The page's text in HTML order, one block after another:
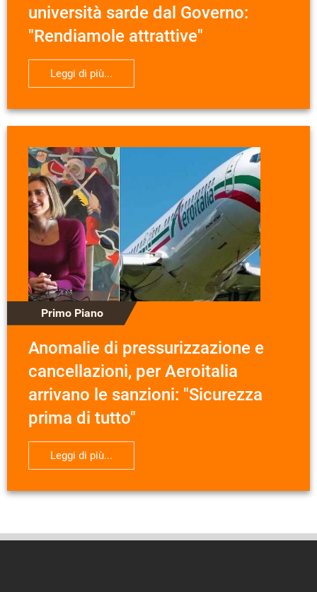
università sarde dal Governo:
"Rendiamole attrattive"
Leggi di più...
Primo Piano
Anomalie di pressurizzazione e
cancellazioni, per Aeroitalia
arrivano le sanzioni: "Sicurezza
prima di tutto"
Leggi di più...